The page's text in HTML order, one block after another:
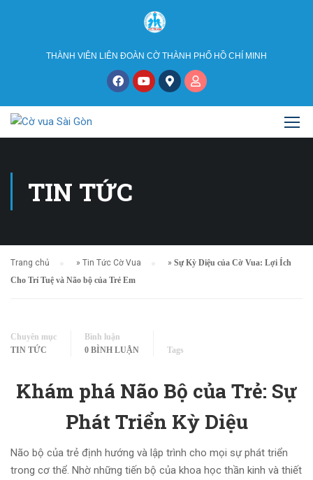
THÀNH VIÊN LIÊN ĐOÀN CỜ THÀNH PHỐ HỒ CHÍ MINH
TIN TỨC
Trang chủ » Tin Tức Cờ Vua » Sự Kỳ Diệu của Cờ Vua: Lợi Ích
Cho Trí Tuệ và Não bộ của Trẻ Em
Chuyên mục
TIN TỨC
Bình luận
0 BÌNH LUẬN
Tags
Khám phá Não Bộ của Trẻ: Sự
Phát Triển Kỳ Diệu
Não bộ của trẻ định hướng và lập trình cho mọi sự phát triển
trong cơ thể. Nhờ những tiến bộ của khoa học thần kinh và thiết